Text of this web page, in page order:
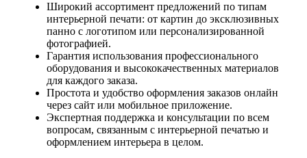
Широкий ассортимент предложений по типам
интерьерной печати: от картин до эксклюзивных
панно с логотипом или персонализированной
фотографией.
Гарантия использования профессионального
оборудования и высококачественных материалов
для каждого заказа.
Простота и удобство оформления заказов онлайн
через сайт или мобильное приложение.
Экспертная поддержка и консультации по всем
вопросам, связанным с интерьерной печатью и
оформлением интерьера в целом.